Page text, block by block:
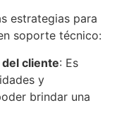
estrategias para
soporte técnico:
cliente: Es
y
brindar una